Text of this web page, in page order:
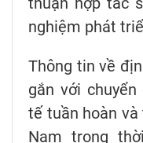
nghiệm phát
Thông tin về
gắn với
tế tuần hoàn
Nam trong